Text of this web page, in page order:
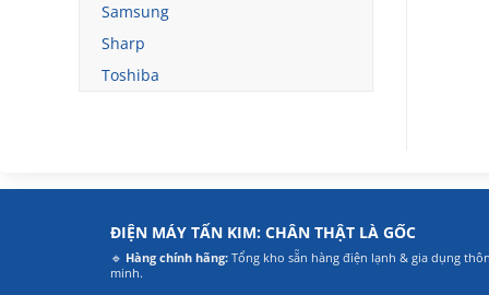
Samsung
Sharp
Toshiba
ĐIỆN MÁY TẤN KIM: CHÂN THẬT LÀ GỐC
🔹 Hàng chính hãng:Tổng kho sẵn hàng điện lạnh & gia dụng
minh.